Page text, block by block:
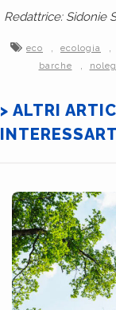
Redattrice: Sidonie
eco ecologia
barche
> ALTRI